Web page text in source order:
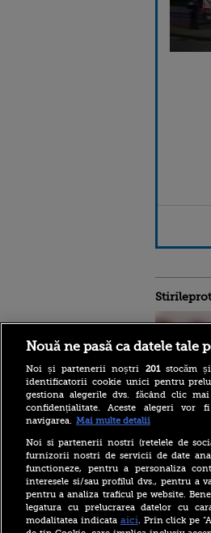
criticat dur
Infantino,
Director
„În
zile vom
dacă
nu va avea
Nouă ne pasă ca datele tale
Noi și partenerii noștri 201stocăm
identificatorii cookie unici pentru
gestiona alegerile dvs. făcând clic
confidențialitate. Aceste alegeri
navigarea. Mai multe detalii
Noi si partenerii nostri (retelele de
furnizorii nostri de servicii de date
functioneze, pentru a personaliza
interesele si/sau profilul dvs., pentru a
pentru a analiza traficul pe website.
legatura cu prelucrarea datelor cu
modalitatea indicata aici. Prin click pe